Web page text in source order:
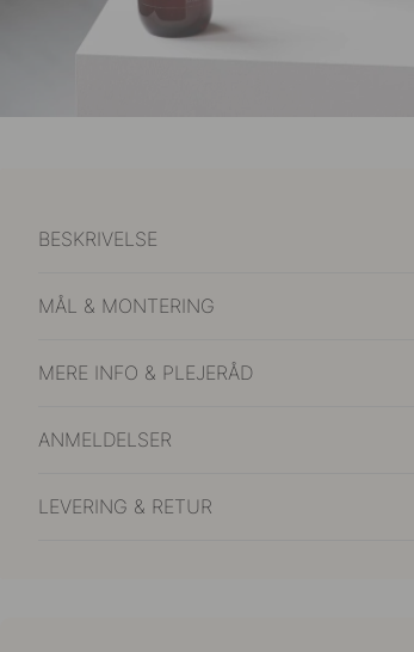
BESKRIVELSE
MÅL & MONTERING
MERE INFO & PLEJERÅD
ANMELDELSER
LEVERING & RETUR